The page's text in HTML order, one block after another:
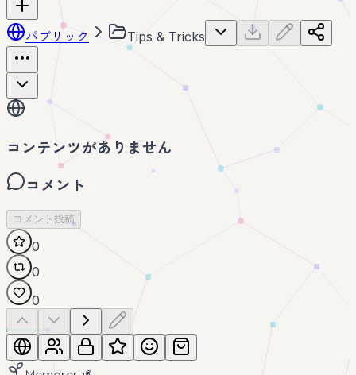
パブリック Tips & Tricks
コンテンツがありません
コメント
コメント投稿
0
0
0